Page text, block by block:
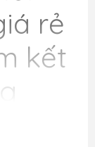
rẻ
kết
tôi